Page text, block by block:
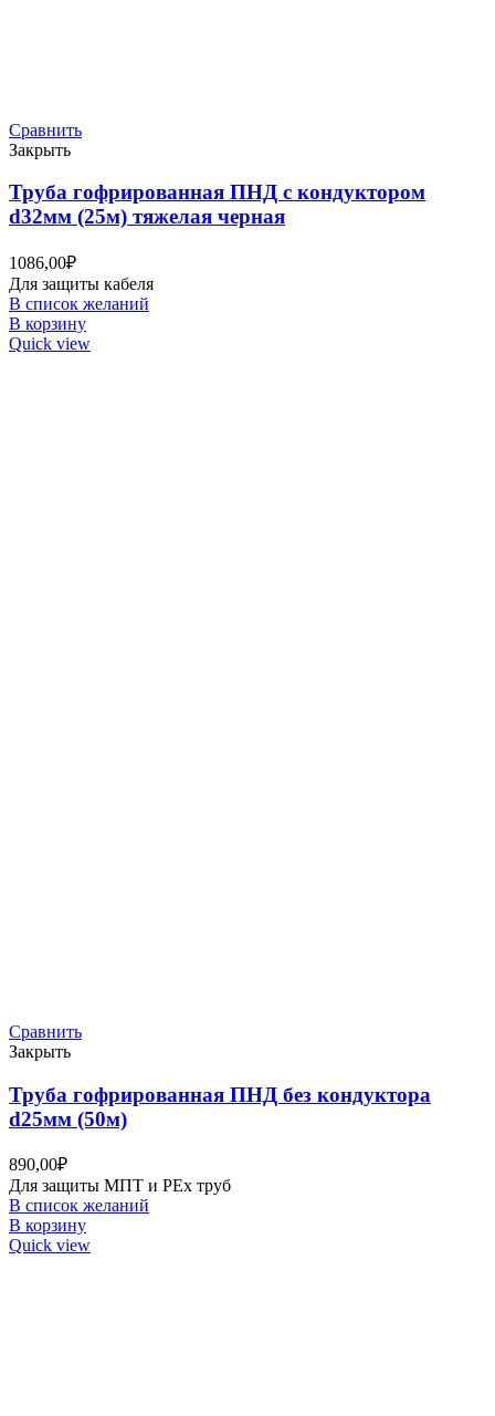
Сравнить
Закрыть
Труба гофрированная ПНД с кондуктором
d32мм (25м) тяжелая черная
1086,00₽
Для защиты кабеля
В список желаний
В корзину
Quick view
Сравнить
Закрыть
Труба гофрированная ПНД без кондуктора
d25мм (50м)
890,00₽
Для защиты МПТ и РЕх труб
В список желаний
В корзину
Quick view